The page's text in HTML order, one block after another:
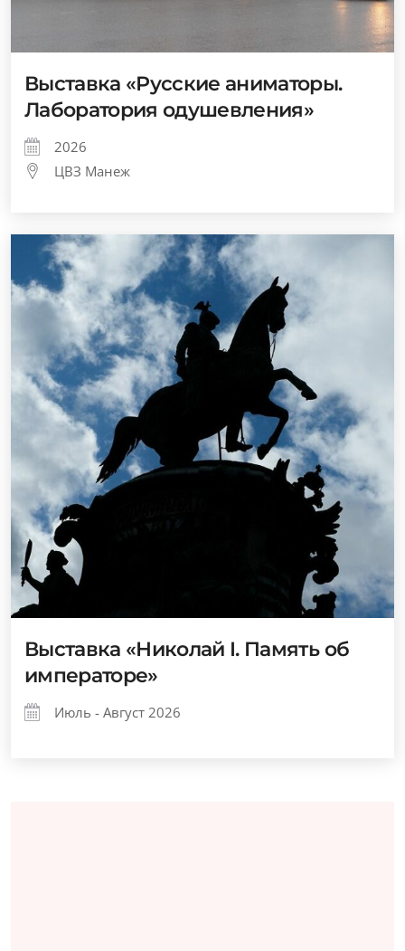
Выставка «Русские аниматоры.
Лаборатория одушевления»
2026
ЦВЗ Манеж
Выставка «Николай I. Память об
императоре»
Июль - Август 2026